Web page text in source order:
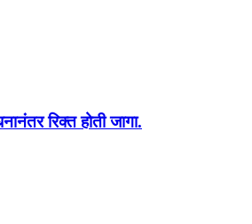
रिक्त होती जागा.